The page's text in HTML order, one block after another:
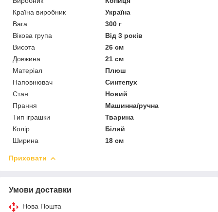
Країна виробник
Україна
Вага
300 г
Вікова група
Від 3 років
Висота
26 см
Довжина
21 см
Матеріал
Плюш
Наповнювач
Синтепух
Стан
Новий
Прання
Машинна/ручна
Тип іграшки
Тварина
Колір
Білий
Ширина
18 см
Приховати
Умови доставки
Нова Пошта